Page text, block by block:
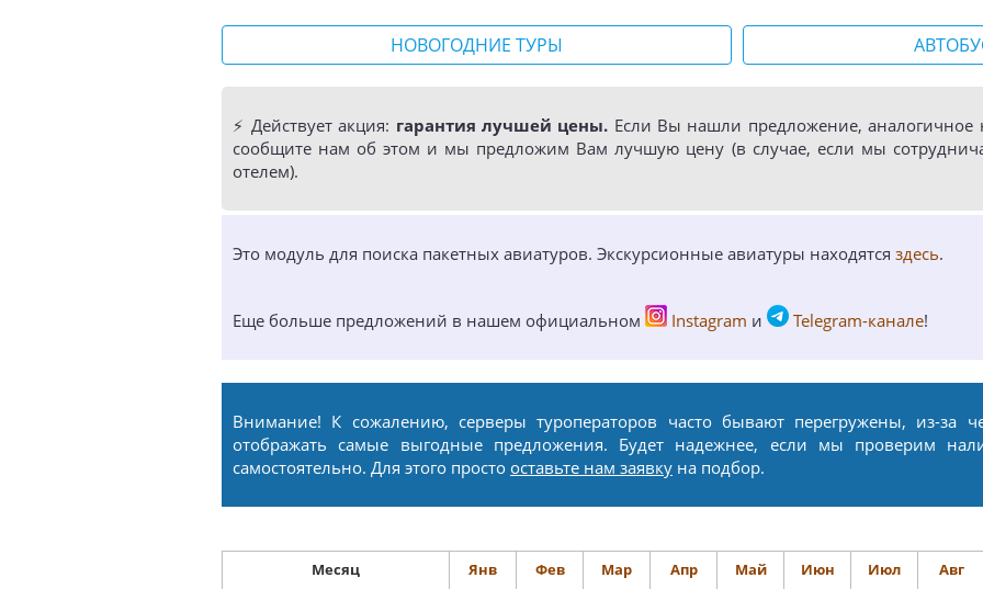
НОВОГОДНИЕ ТУРЫ
⚡️ Действует акция: гарантия лучшей цены. Если Вы нашли предложение,
сообщите нам об этом и мы предложим Вам лучшую цену (в случае, если мы
отелем).
Это модуль для поиска пакетных авиатуров. Экскурсионные авиатуры находятся здесь.
Еще больше предложений в нашем официальном Instagram и Telegram-канале!
Внимание! К сожалению, серверы туроператоров часто бывают перегружены, из-за
отображать самые выгодные предложения. Будет надежнее, если мы проверим
самостоятельно. Для этого просто оставьте нам заявку на подбор.
Месяц Янв Фев Мар Апр Май Июн Июл Авг